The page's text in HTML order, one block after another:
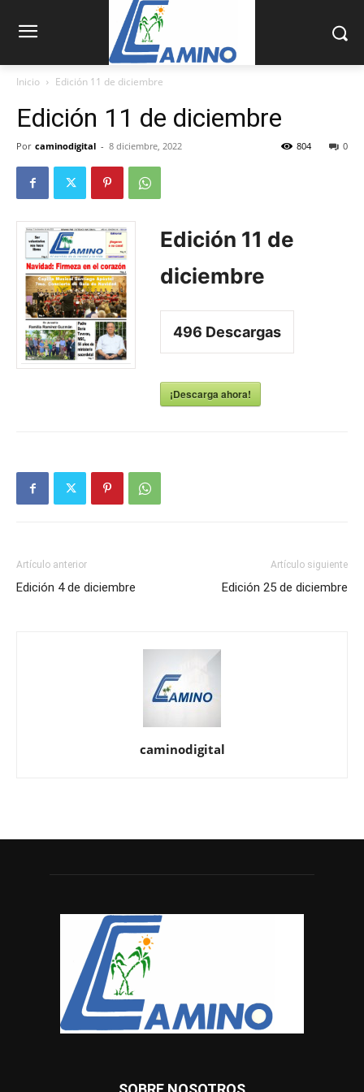
Inicio Edición 11 de diciembre
Edición 11 de diciembre
Por caminodigital - 8 diciembre, 2022 0
804
Edición 11 de
diciembre
496 Descargas
¡Descarga ahora!
Artículo anterior
Edición 4 de diciembre
Artículo siguiente
Edición 25 de diciembre
caminodigital